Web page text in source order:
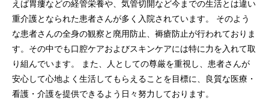
えば胃瘻などの経管栄養や、気管切開など今までの生活とは違い
重介護となられた患者さんが多く入院されています。 そのよう
な患者さんの全身の観察と廃用防止、褥瘡防止が行われておりま
す。その中でも口腔ケアおよびスキンケアには特に力を入れて取
り組んでいます。 また、人としての尊厳を重視し、患者さんが
安心して心地よく生活してもらえることを目標に、良質な医療・
看護・介護を提供できるよう日々努力しております。